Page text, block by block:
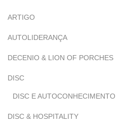
ARTIGO
AUTOLIDERANÇA
DECENIO & LION OF PORCHES
DISC
DISC E AUTOCONHECIMENTO
DISC & HOSPITALITY